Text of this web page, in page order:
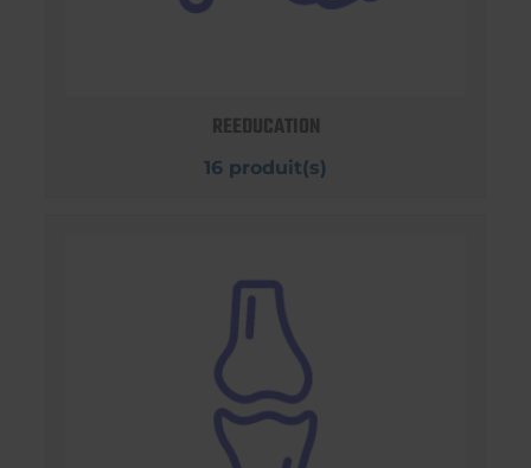
REEDUCATION
16 produit(s)